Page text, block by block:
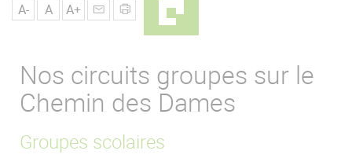
A- A A+
Nos circuits groupes sur le
Chemin des Dames
Groupes scolaires